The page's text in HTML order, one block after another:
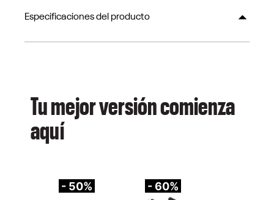
Especificaciones del producto
Tu mejor versión comienza
aquí
- 50% - 60%